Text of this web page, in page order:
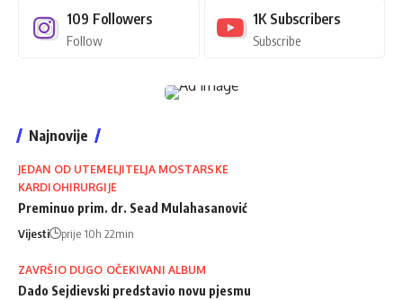
109 Followers
Follow
1K Subscribers
Subscribe
Najnovije
JEDAN OD UTEMELJITELJA MOSTARSKE
KARDIOHIRURGIJE
Preminuo prim. dr. Sead Mulahasanović
Vijesti prije 10h 22min
ZAVRŠIO DUGO OČEKIVANI ALBUM
Dado Sejdievski predstavio novu pjesmu